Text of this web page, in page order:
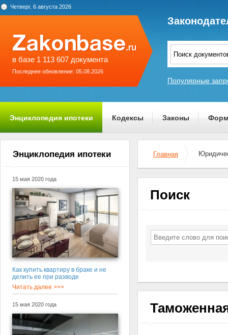
Четверг, 6 августа 2026
в базе 1 113 607 документа
Последнее обновление: 05.08.2026
Популярные
Энциклопедия ипотеки Кодексы Законы
О проекте
Энциклопедия ипотеки
15 мая 2020 года
Как купить квартиру в браке и не
делить ее при разводе
Читать далее >>>
15 мая 2020 года
Главная
Поиск